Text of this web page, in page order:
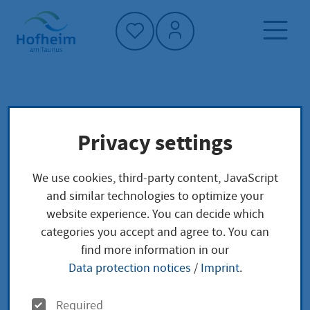
Home"
Umtausch eines alten Führerscheins in einen
Umtausch eines alten
Führerscheins in
einen neuen
Privacy settings
We use cookies, third-party content, JavaScript
and similar technologies to optimize your
website experience. You can decide which
categories you accept and agree to. You can
find more information in our
Data protection notices / Imprint.
O
Required